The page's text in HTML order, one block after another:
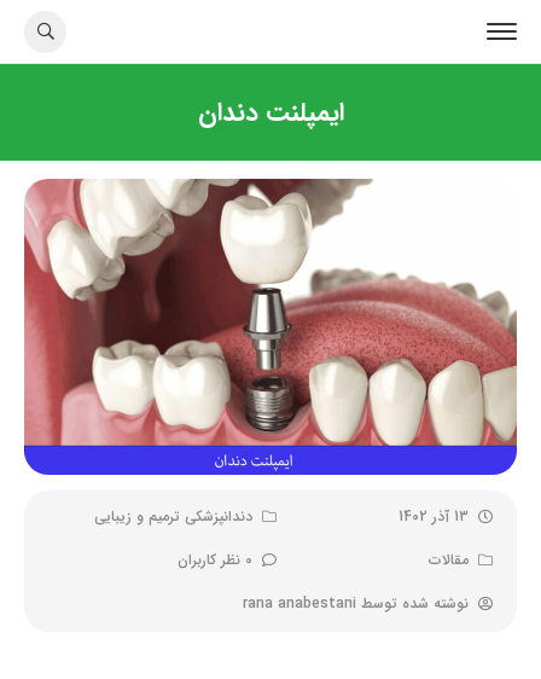
ایمپلنت دندان
13 آذر 1402
دندانپزشکی ترمیم و زیبایی
مقالات
0 نظر کاربران
نوشته شده توسط rana anabestani